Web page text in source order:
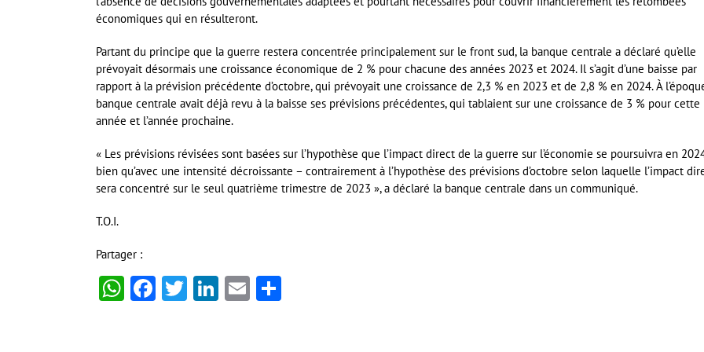
économiques qui en résulteront.
Partant du principe que la guerre restera concentrée principalement sur le front sud, la banque centrale a déclaré qu’elle
prévoyait désormais une croissance économique de 2 % pour chacune des années 2023 et 2024. Il s’agit d’une baisse par
rapport à la prévision précédente d’octobre, qui prévoyait une croissance de 2,3 % en 2023 et de 2,8 % en 2024. À
banque centrale avait déjà revu à la baisse ses prévisions précédentes, qui tablaient sur une croissance de 3 % pour cette
année et l’année prochaine.
« Les prévisions révisées sont basées sur l’hypothèse que l’impact direct de la guerre sur l’économie se poursuivra en
bien qu’avec une intensité décroissante – contrairement à l’hypothèse des prévisions d’octobre selon laquelle l’impact
sera concentré sur le seul quatrième trimestre de 2023 », a déclaré la banque centrale dans un communiqué.
T.O.I.
Partager :
WhatsApp
Facebook
Twitter
LinkedIn
Email